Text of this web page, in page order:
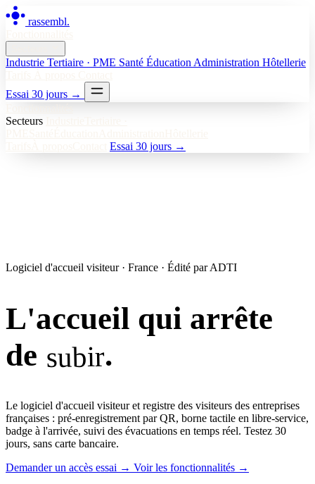
rassembl.
Industrie Tertiaire · PME Santé Éducation Administration Hôtellerie
Essai 30 jours →
Secteurs
Essai 30 jours →
Logiciel d'accueil visiteur · France · Édité par ADTI
L'accueil qui arrête
de subir.
Le logiciel d'accueil visiteur et registre des visiteurs des entreprises
françaises : pré-enregistrement par QR, borne tactile en libre-service,
badge à l'arrivée, suivi des évacuations en temps réel. Testez 30
jours, sans carte bancaire.
Demander un accès essai → Voir les fonctionnalités →